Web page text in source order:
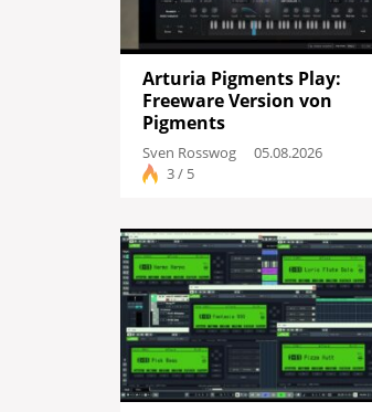
Arturia Pigments Play:
Freeware Version von
Pigments
Sven Rosswog
05.08.2026
3 / 5